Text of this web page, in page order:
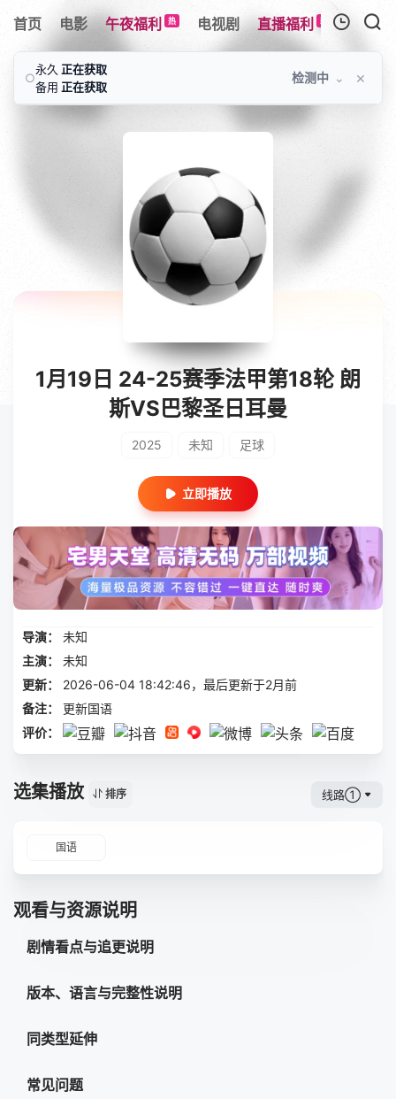
首页 电影 午夜福利 热 电视剧 直播福利 新 综艺
暂无观看影片的记录
○
永久 正在获取
备用 正在获取
检测中 ⌄ ×
1月19日 24-25赛季法甲第18轮 朗
斯VS巴黎圣日耳曼
2025 未知 足球
立即播放
导演：
未知
主演：
未知
更新：
2026-06-04 18:42:46，最后更新于2月前
备注：
更新国语
评价：
选集播放 排序 线路①
国语
观看与资源说明
剧情看点与追更说明
版本、语言与完整性说明
同类型延伸
常见问题